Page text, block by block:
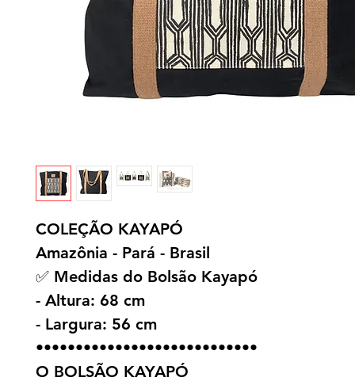
COLEÇÃO KAYAPÓ
Amazônia - Pará - Brasil
✅ Medidas do Bolsão Kayapó
- Altura: 68 cm
- Largura: 56 cm
••••••••••••••••••••••••••••
O BOLSÃO KAYAPÓ